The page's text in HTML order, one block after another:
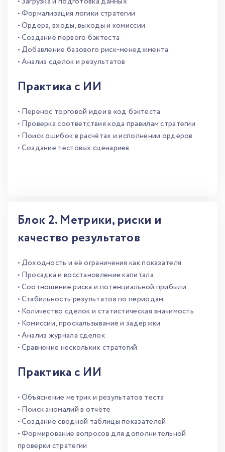
• Формализация логики стратегии
• Ордера, входы, выходы и комиссии
• Создание первого бэктеста
• Добавление базового риск-менеджмента
• Анализ сделок и результатов
Практика с ИИ
• Перенос торговой идеи в код бэктеста
• Проверка соответствия кода правилам стратегии
• Поиск ошибок в расчётах и исполнении ордеров
• Создание тестовых сценариев
Блок 2. Метрики, риски и
качество результатов
• Доходность и её ограничения как показателя
• Просадка и восстановление капитала
• Соотношение риска и потенциальной прибыли
• Стабильность результатов по периодам
• Количество сделок и статистическая значимость
• Комиссии, проскальзывание и задержки
• Анализ журнала сделок
• Сравнение нескольких стратегий
Практика с ИИ
• Объяснение метрик и результатов теста
• Поиск аномалий в отчёте
• Создание сводной таблицы показателей
• Формирование вопросов для дополнительной
проверки стратегии